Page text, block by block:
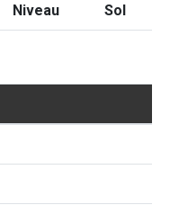
Niveau Sol